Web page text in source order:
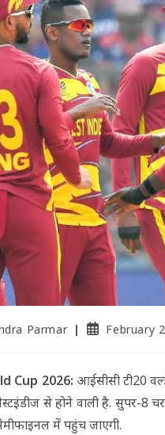
Parmar February
Cup 2026: आईसीसी टी20
से होने वाली है. सुपर-8
में पहुंच जाएगी.